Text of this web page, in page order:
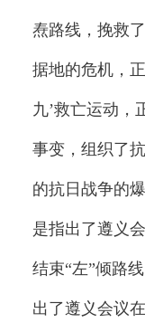
焘路线，挽救
据地的危机，
九’救亡运动，
事变，组织了
的抗日战争的
是指出了遵义
结束“左”倾路
出了遵义会议